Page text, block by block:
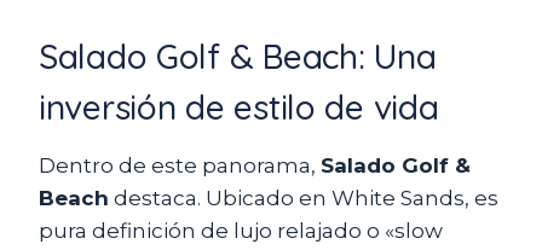
Salado Golf & Beach: Una
inversión de estilo de vida
Dentro de este panorama, Salado Golf &
Beach destaca. Ubicado en White Sands, es
pura definición de lujo relajado o «slow